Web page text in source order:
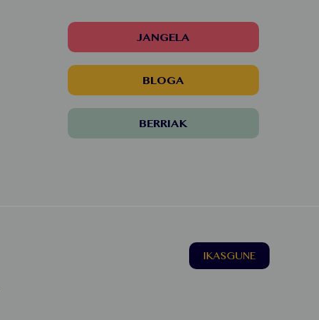
JANGELA
BLOGA
BERRIAK
IKASGUNE